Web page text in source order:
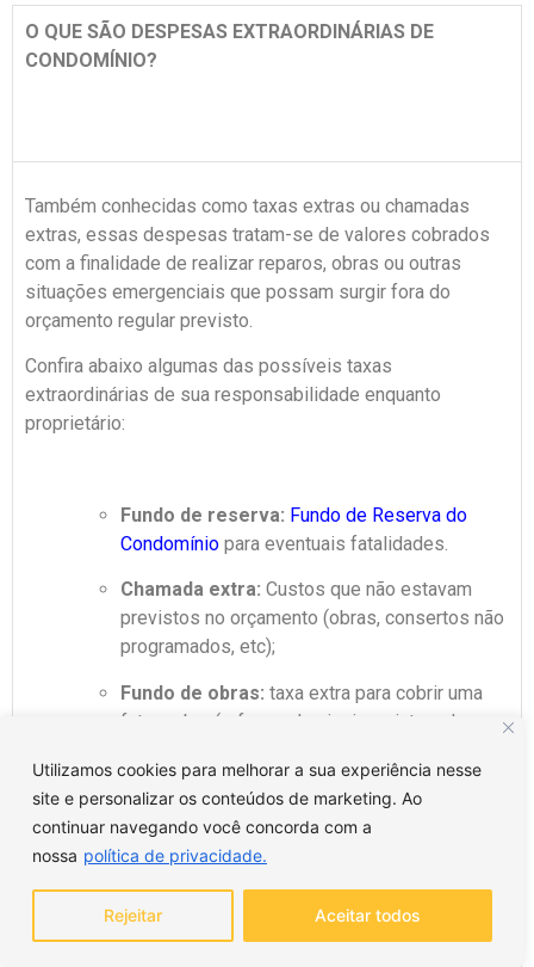
Utilizamos cookies para melhorar a sua experiência nesse
site e personalizar os conteúdos de marketing. Ao
continuar navegando você concorda com a
nossa política de privacidade.
Rejeitar Aceitar todos
O QUE SÃO DESPESAS EXTRAORDINÁRIAS DE
CONDOMÍNIO?
Também conhecidas como taxas extras ou chamadas
extras, essas despesas tratam-se de valores cobrados
com a finalidade de realizar reparos, obras ou outras
situações emergenciais que possam surgir fora do
orçamento regular previsto.
Confira abaixo algumas das possíveis taxas
extraordinárias de sua responsabilidade enquanto
proprietário:
Fundo de reserva: Fundo de Reserva do
Condomínio para eventuais fatalidades.
Chamada extra: Custos que não estavam
previstos no orçamento (obras, consertos não
programados, etc);
Fundo de obras: taxa extra para cobrir uma
futura obra (reforma da piscina, pintura do
Fundo de melhoria:destinado para o
investimento e conservação do condomínio.
No nosso blog, você confere uma matéria completa sobre
despesas extraordinárias e como proceder com cada